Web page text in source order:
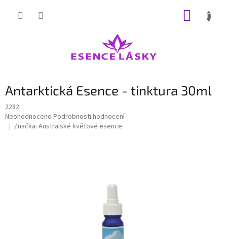
Antarktická Esence - tinktura 30ml
2282
Průměrné
hodnocení
Neohodnoceno Podrobnosti hodnocení
Značka: Australské květové esence